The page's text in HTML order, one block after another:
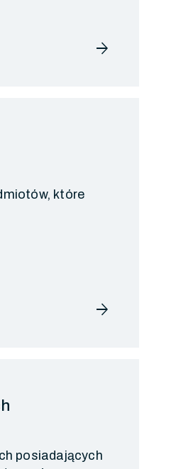
arrow_forward
które
arrow_forward
posiadających